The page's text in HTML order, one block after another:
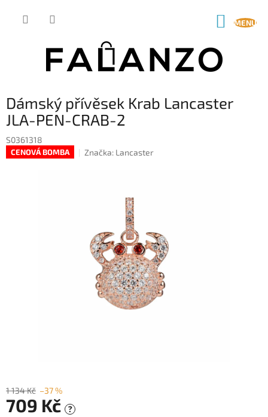
Dámský přívěsek Krab Lancaster
JLA-PEN-CRAB-2
S0361318
CENOVÁ BOMBA Značka: Lancaster
1 134 Kč –37 %
709 Kč ?